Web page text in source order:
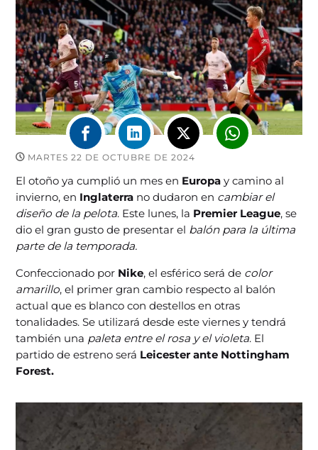
MARTES 22 DE OCTUBRE DE 2024
El otoño ya cumplió un mes en Europa y camino al
invierno, en Inglaterra no dudaron en cambiar el
diseño de la pelota. Este lunes, la Premier League, se
dio el gran gusto de presentar el balón para la última
parte de la temporada.
Confeccionado por Nike, el esférico será de color
amarillo, el primer gran cambio respecto al balón
actual que es blanco con destellos en otras
tonalidades. Se utilizará desde este viernes y tendrá
también una paleta entre el rosa y el violeta. El
partido de estreno será Leicester ante Nottingham
Forest.